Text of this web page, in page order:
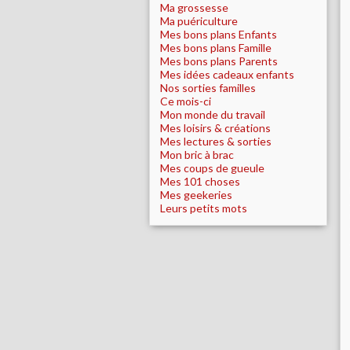
Ma grossesse
Ma puériculture
Mes bons plans Enfants
Mes bons plans Famille
Mes bons plans Parents
Mes idées cadeaux enfants
Nos sorties familles
Ce mois-ci
Mon monde du travail
Mes loisirs & créations
Mes lectures & sorties
Mon bric à brac
Mes coups de gueule
Mes 101 choses
Mes geekeries
Leurs petits mots